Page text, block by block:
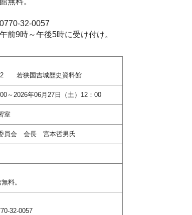
32-0057
時～午後5時に受け付け。
2 若狭国吉城歴史資料館
～2026年06月27日（土）12：00
室
員会 会長 宮本哲男氏
料。
32-0057